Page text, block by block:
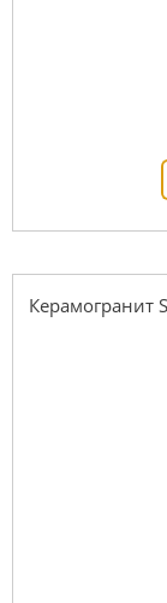
Керамогранит